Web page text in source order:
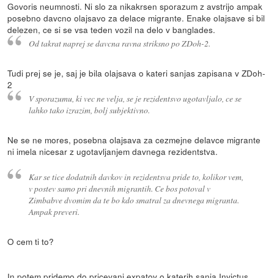
Govoris neumnosti. Ni slo za nikakrsen sporazum z avstrijo ampak
posebno davcno olajsavo za delace migrante. Enake olajsave si bil
delezen, ce si se vsa teden vozil na delo v banglades.
Od takrat naprej se davcna ravna striksno po ZDoh-2.
Tudi prej se je, saj je bila olajsava o kateri sanjas zapisana v ZDoh-
2
V sporazumu, ki vec ne velja, se je rezidentsvo ugotavljalo, ce se
lahko tako izrazim, bolj subjektivno.
Ne se ne mores, posebna olajsava za cezmejne delavce migrante
ni imela nicesar z ugotavljanjem davnega rezidentstva.
Kar se tice dodatnih davkov in rezidentsva pride to, kolikor vem,
v postev samo pri dnevnih migrantih. Ce bos potoval v
Zimbabve dvomim da te bo kdo smatral za dnevnega migranta.
Ampak preveri.
O cem ti to?